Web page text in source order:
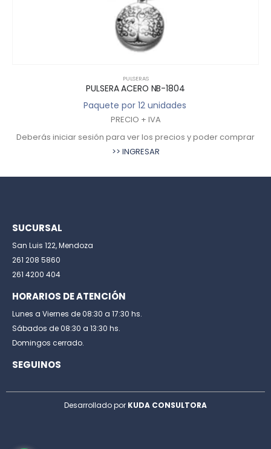
PULSERAS
PULSERA ACERO NB-1804
Paquete por 12 unidades
PRECIO + IVA
Deberás iniciar sesión para ver los precios y poder comprar
>> INGRESAR
SUCURSAL
San Luis 122, Mendoza
261 208 5860
261 4200 404
HORARIOS DE ATENCIÓN
Lunes a Viernes de 08:30 a 17:30 hs.
Sábados de 08:30 a 13:30 hs.
Domingos cerrado.
SEGUINOS
Desarrollado por KUDA CONSULTORA